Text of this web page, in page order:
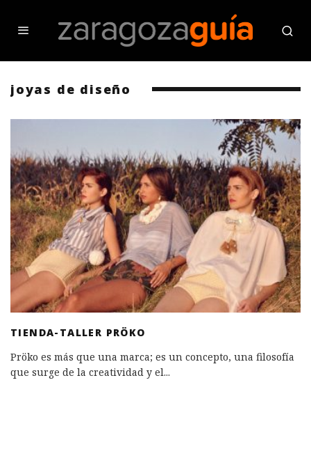
joyas de diseño
TIENDA-TALLER PRÖKO
Pröko es más que una marca; es un concepto, una filosofía
que surge de la creatividad y el...